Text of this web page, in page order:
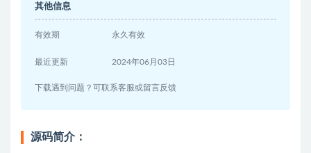
其他信息
有效期 永久有效
最近更新 2024年06月03日
下载遇到问题？可联系客服或留言反馈
源码简介：